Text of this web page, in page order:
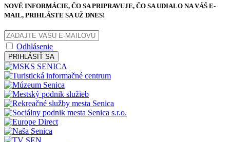
NOVÉ INFORMÁCIE, ČO SA PRIPRAVUJE, ČO SA UDIALO NA VÁŠ E-
MAIL, PRIHLÁSTE SA UŽ DNES!
Odhlásenie
PRIHLÁSIŤ SA